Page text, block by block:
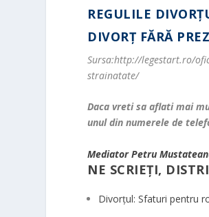
REGULILE
DIVORȚ FĂRĂ
Sursa:http://legestart.ro/
strainatate/
Daca vreti sa aflati mai
unul din numerele de
Mediator Petru
NE SCRIEȚI,
Divorțul: Sfaturi pentru